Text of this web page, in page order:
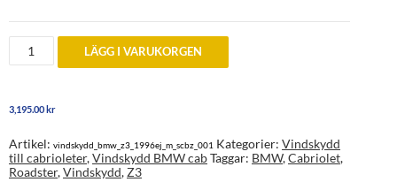
Vindskydd
BMW
störtbågar
LÄGG I VARUKORGEN
3,195.00kr
Artikel: vindskydd_bmw_z3_1996ej_m_scbz_001 Kategorier: Vindskydd
till cabrioleter,Vindskydd BMW cabTaggar: BMW,Cabriolet,
Roadster,Vindskydd,Z3